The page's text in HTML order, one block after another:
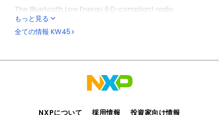
The Bluetooth Low Energy 6.0-compliant radio
supports up to 24 simultaneous secure connections.
The EdgeLock Secure Enclave’s isolated execution
management that minimizes main core security
The KW45 MCU additionally integrates FlexCAN, helping
enable seamless integration into an automobile’s in-
FlexCAN module can support CAN’s flexible data rate
もっと見る
全ての情報 KW45
NXPについて 採用情報 投資家向け情報